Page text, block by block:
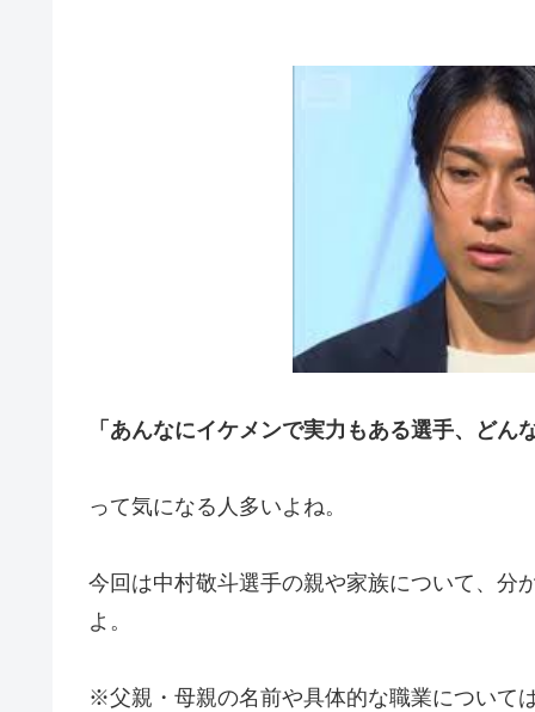
「あんなにイケメンで実力もある選手、どん
って気になる人多いよね。
今回は中村敬斗選手の親や家族について、分
よ。
※父親・母親の名前や具体的な職業について